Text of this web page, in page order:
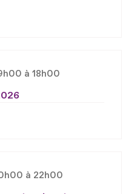
à 18h00
à 22h00